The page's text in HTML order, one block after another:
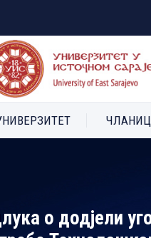
о додјели